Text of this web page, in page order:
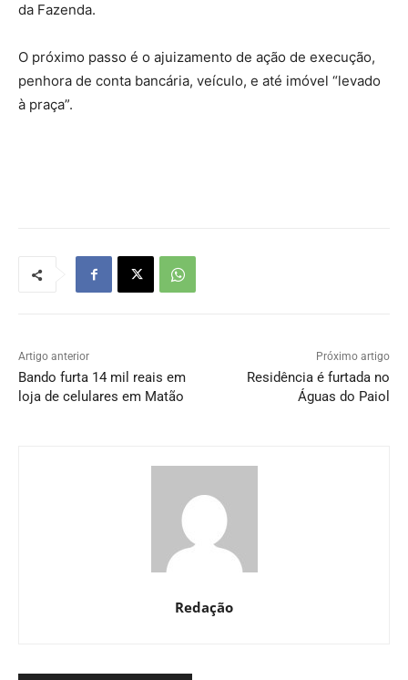
da Fazenda.
O próximo passo é o ajuizamento de ação de execução,
penhora de conta bancária, veículo, e até imóvel “levado
à praça”.
Artigo anterior
Bando furta 14 mil reais em
loja de celulares em Matão
Próximo artigo
Residência é furtada no
Águas do Paiol
Redação